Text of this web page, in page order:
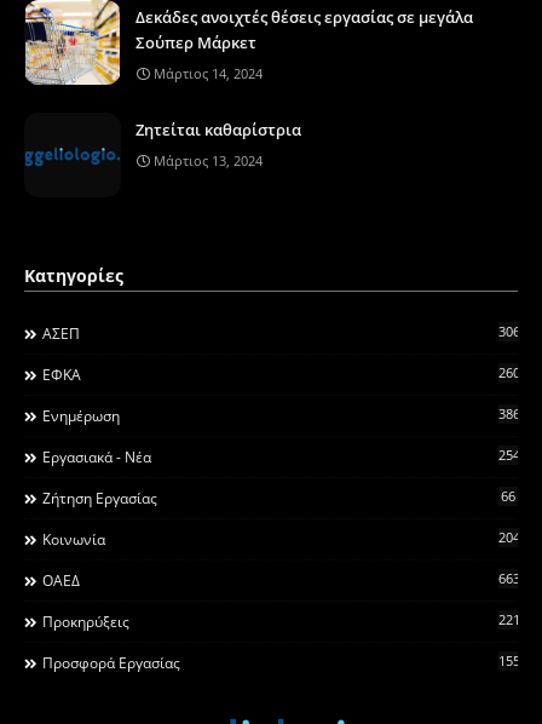
Δεκάδες ανοιχτές θέσεις εργασίας σε μεγάλα
Σούπερ Μάρκετ
Μάρτιος 14, 2024
Ζητείται καθαρίστρια
Μάρτιος 13, 2024
Κατηγορίες
ΑΣΕΠ 306
ΕΦΚΑ 260
Ενημέρωση 3868
Εργασιακά - Νέα 2546
Ζήτηση Εργασίας 66
Κοινωνία 2044
ΟΑΕΔ 663
Προκηρύξεις 2215
Προσφορά Εργασίας 155